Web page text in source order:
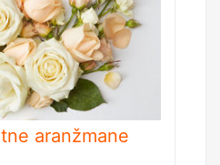
aranžmane